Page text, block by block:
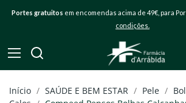
Portes gratuitos em encomendas acima de 49€, para
condições.
Início SAÚDE E BEM ESTAR Pele